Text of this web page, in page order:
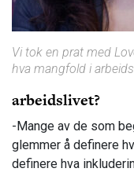
Vi tok en prat med
hva mangfold i
arbeidslivet?
-Mange av de som
glemmer å definere
definere hva